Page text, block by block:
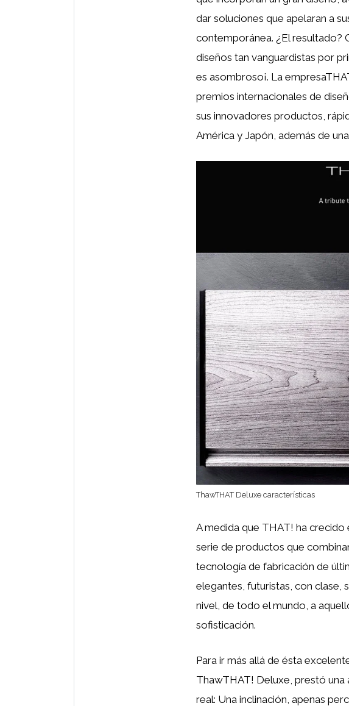
dar soluciones que apelaran a
contemporánea. ¿El resultado?
diseños tan vanguardistas por
es asombroso¡. La
premios internacionales de
sus innovadores productos,
América y Japón, además de
ThawTHAT Deluxe características
A medida que THAT! ha
serie de productos que
tecnología de fabricación de
elegantes, futuristas, con clase,
nivel, de todo el mundo, a
sofisticación.
Para ir más allá de ésta
ThawTHAT! Deluxe, prestó una
real: Una inclinación, apenas